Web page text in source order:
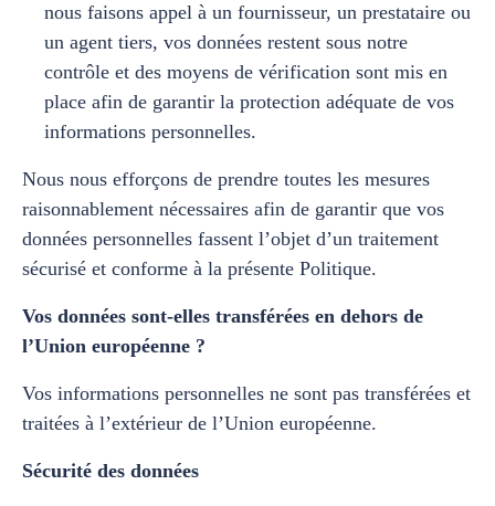
nous faisons appel à un fournisseur, un prestataire ou
un agent tiers, vos données restent sous notre
contrôle et des moyens de vérification sont mis en
place afin de garantir la protection adéquate de vos
informations personnelles.
Nous nous efforçons de prendre toutes les mesures
raisonnablement nécessaires afin de garantir que vos
données personnelles fassent l’objet d’un traitement
sécurisé et conforme à la présente Politique.
Vos données sont-elles transférées en dehors de
l’Union européenne ?
Vos informations personnelles ne sont pas transférées et
traitées à l’extérieur de l’Union européenne.
Sécurité des données